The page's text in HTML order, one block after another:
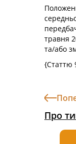
травня
та/або
{Статтю
Про